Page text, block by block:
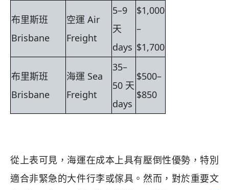
布里斯班
Brisbane
空運 Air
Freight
5–9
天
days
$1,000
–
$1,700
布里斯班
Brisbane
海運 Sea
Freight
35–
50 天
days
$500–
$850
從上表可見，海運在成本上具有壓倒性優勢，特別
適合非緊急的大件行李或傢具。然而，對於重要文